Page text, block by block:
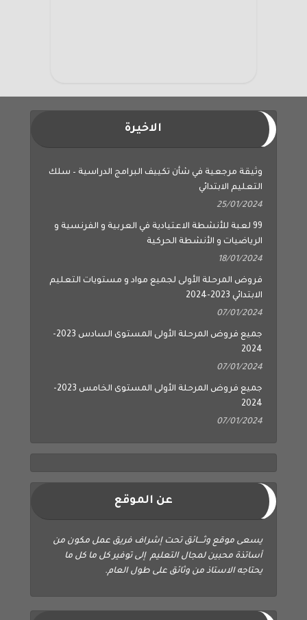
الاخيرة
وثيقة مرجعية في شأن تكييف البرامج الدراسية – سلك
التعليم الابتدائي
25/01/2024
99 لعبة للأنشطة الاعتيادية في العربية و الفرنسية و
الرياضيات و الأنشطة الحركية
18/01/2024
فروض المرحلة الأولى لجميع مواد و مستويات التعليم
الابتدائي 2023-2024
07/01/2024
جميع فروض المرحلة الأولى المستوى السادس 2023-
2024
07/01/2024
جميع فروض المرحلة الأولى المستوى الخامس 2023-
2024
07/01/2024
عن الموقع
يسعى موقع وثــــائق تحت إشراف فريق عمل مكون من
أساتذة محبين لمجال التعليم إلى توفير كل ما كل ما
يحتاجه الاستاذ من وثائق على طول العام.